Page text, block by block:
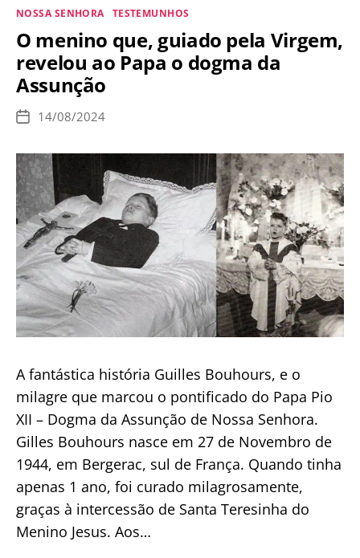
Nossa
Senhora
–
Categorias
NOSSA SENHORA TESTEMUNHOS
O menino que, guiado pela Virgem,
revelou ao Papa o dogma da
Assunção
Data
publicação
14/08/2024
A fantástica história Guilles Bouhours, e o
milagre que marcou o pontificado do Papa Pio
XII – Dogma da Assunção de Nossa Senhora.
Gilles Bouhours nasce em 27 de Novembro de
1944, em Bergerac, sul de França. Quando tinha
apenas 1 ano, foi curado milagrosamente,
graças à intercessão de Santa Teresinha do
Menino Jesus. Aos…